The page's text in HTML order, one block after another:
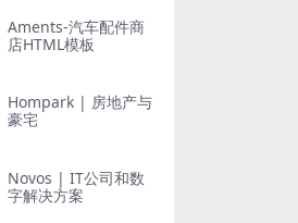
Aments-汽车配件商
店HTML模板
Hompark | 房地产与
豪宅
Novos | IT公司和数
字解决方案